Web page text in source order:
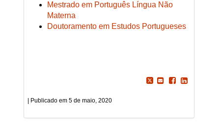
Mestrado em Português Língua Não
Materna
Doutoramento em Estudos Portugueses
5 de maio, 2020